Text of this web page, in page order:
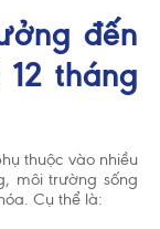
đến
tháng
thuộc vào nhiều
môi trường sống
Cụ thể là: